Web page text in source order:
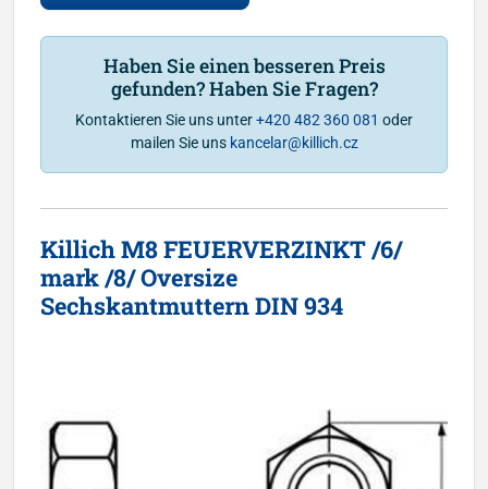
Haben Sie einen besseren Preis
gefunden? Haben Sie Fragen?
Kontaktieren Sie uns unter+420 482 360 081 oder
mailen Sie uns kancelar@killich.cz
Killich M8 FEUERVERZINKT /6/
mark /8/ Oversize
Sechskantmuttern DIN 934